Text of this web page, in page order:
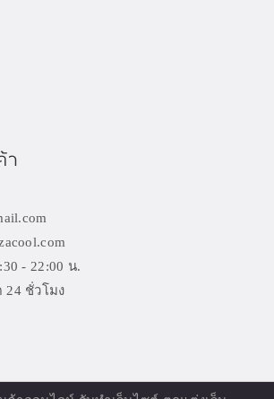
า
- 22:00 น.
24 ชั่วโมง